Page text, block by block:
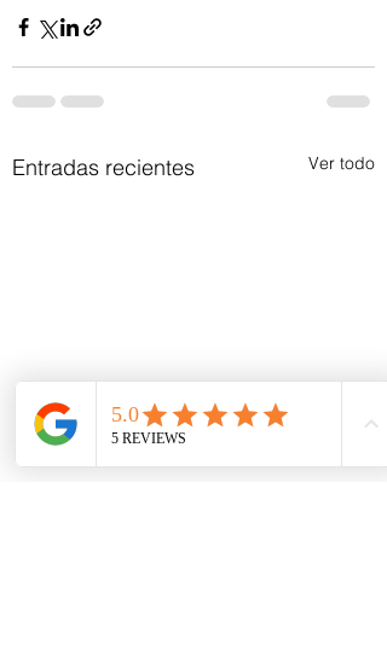
Entradas recientes Ver todo